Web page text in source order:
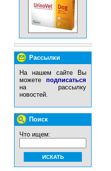
Рассылки
На нашем сайте Вы
можете подписаться
на рассылку
новостей.
Поиск
Что ищем: